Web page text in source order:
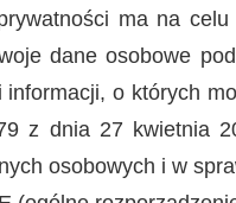
ma na
dane osobowe
o których
z dnia 27 kwietnia
osobowych i w